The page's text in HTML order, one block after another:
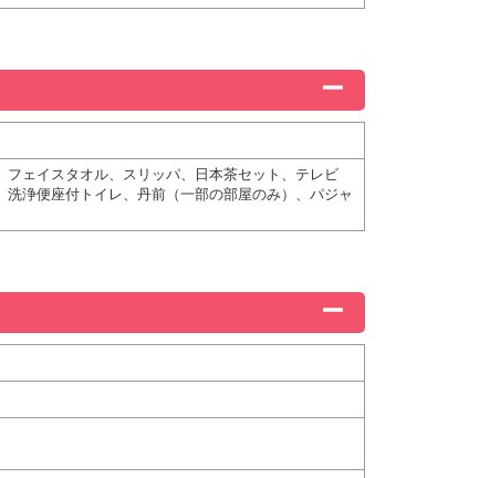
ェイスタオル、スリッパ、日本茶セット、テレビ
浄便座付トイレ、丹前（一部の部屋のみ）、パジャ